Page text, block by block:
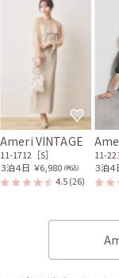
Ameri VINTAGE
11-1712［S］
３泊４日 ￥6,980 (税込)
4.5(26)
11-
３泊４